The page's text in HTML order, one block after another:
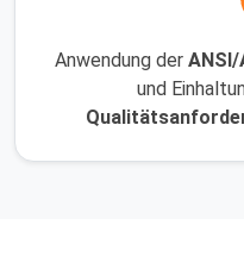
Anwendung der
und